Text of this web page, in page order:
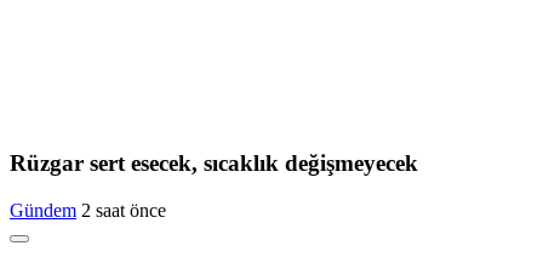
Rüzgar sert esecek, sıcaklık değişmeyecek
Gündem 2 saat önce